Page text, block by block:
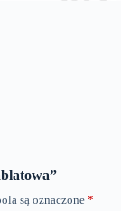
są oznaczone *